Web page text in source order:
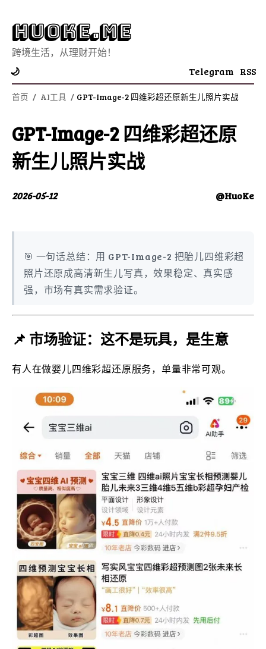
Huoke.Me
跨境生活，从理财开始！
🌙 Telegram RSS
首页 / AI工具 / GPT-Image-2 四维彩超还原新生儿照片实战
GPT-Image-2 四维彩超还原
新生儿照片实战
2026-05-12 @HuoKe
🎯 一句话总结：用 GPT-Image-2 把胎儿四维彩超
照片还原成高清新生儿写真，效果稳定、真实感
强，市场有真实需求验证。
📌 市场验证：这不是玩具，是生意
有人在做婴儿四维彩超还原服务，单量非常可观。